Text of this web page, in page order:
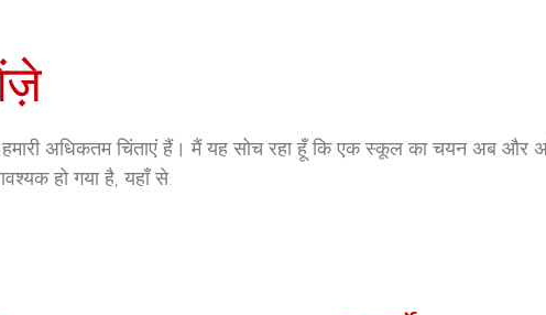
अधिकतम चिंताएं हैं। मैं यह सोच रहा हूँ कि एक स्कूल का चयन अब और
हो गया है, यहाँ से: